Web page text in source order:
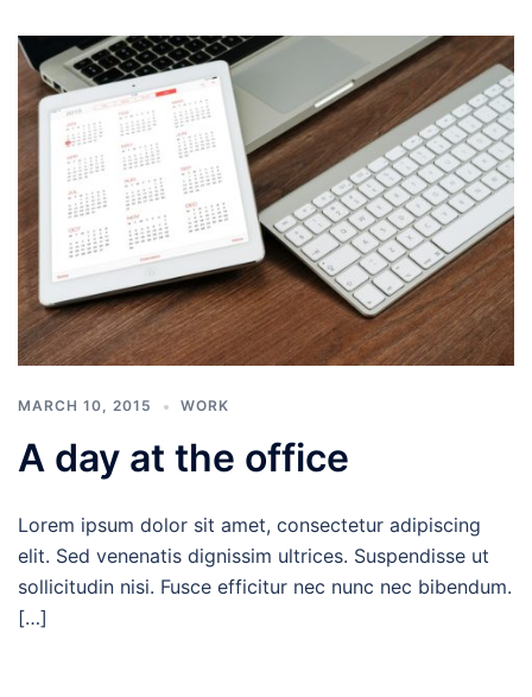
MARCH 10, 2015 WORK
A day at the office
Lorem ipsum dolor sit amet, consectetur adipiscing
elit. Sed venenatis dignissim ultrices. Suspendisse ut
sollicitudin nisi. Fusce efficitur nec nunc nec bibendum.
[…]